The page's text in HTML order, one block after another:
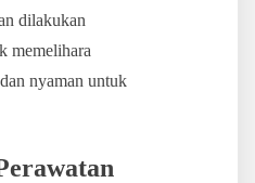
dilakukan
memelihara
nyaman untuk